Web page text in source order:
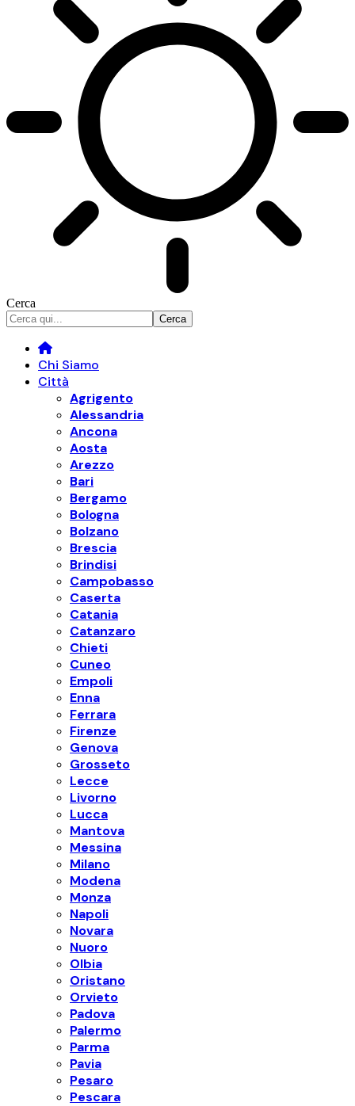
Cerca
Chi Siamo
Città
Agrigento
Alessandria
Ancona
Aosta
Arezzo
Bari
Bergamo
Bologna
Bolzano
Brescia
Brindisi
Campobasso
Caserta
Catania
Catanzaro
Chieti
Cuneo
Empoli
Enna
Ferrara
Firenze
Genova
Grosseto
Lecce
Livorno
Lucca
Mantova
Messina
Milano
Modena
Monza
Napoli
Novara
Nuoro
Olbia
Oristano
Orvieto
Padova
Palermo
Parma
Pavia
Pesaro
Pescara